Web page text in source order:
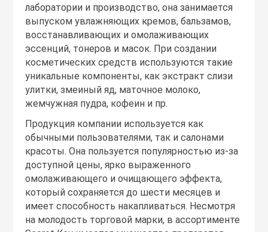
лаборатории и производство, она занимается
выпуском увлажняющих кремов, бальзамов,
восстанавливающих и омолаживающих
эссенций, тонеров и масок. При создании
косметических средств используются такие
уникальные компоненты, как экстракт слизи
улитки, змеиный яд, маточное молоко,
жемчужная пудра, кофеин и пр.
Продукция компании используется как
обычными пользователями, так и салонами
красоты. Она пользуется популярностью из-за
доступной цены, ярко выраженного
омолаживающего и очищающего эффекта,
который сохраняется до шести месяцев и
имеет способность накапливаться. Несмотря
на молодость торговой марки, в ассортименте